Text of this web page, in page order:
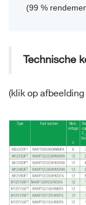
(99 %
Technische
(klik op